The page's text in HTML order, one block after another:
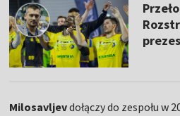
Milosavljevdołączy do zespołu w